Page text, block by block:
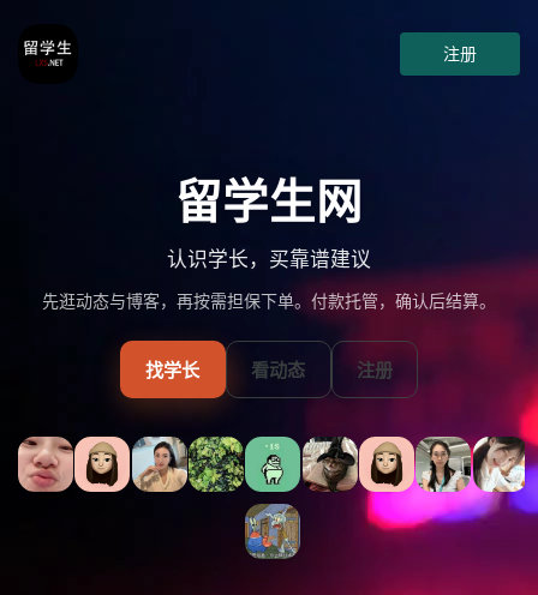
注册
留学生网
认识学长，买靠谱建议
先逛动态与博客，再按需担保下单。付款托管，确认后结算。
找学长 看动态 注册